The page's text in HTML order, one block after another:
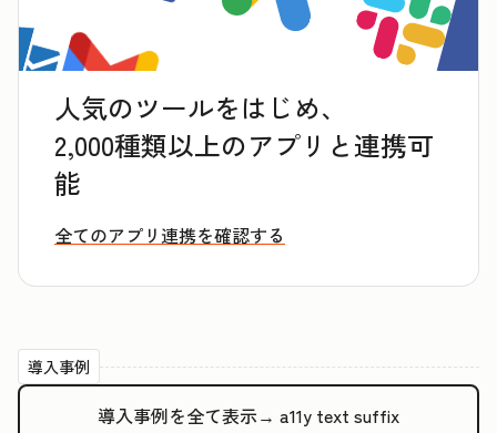
人気のツールをはじめ、
2,000種類以上のアプリと連携可
能
全てのアプリ連携を確認する
導入事例
導入事例を全て表示→ a11y text suffix